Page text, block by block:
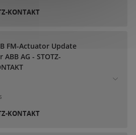
KONTAKT
FM-Actuator Update
ABB AG - STOTZ-
KONTAKT